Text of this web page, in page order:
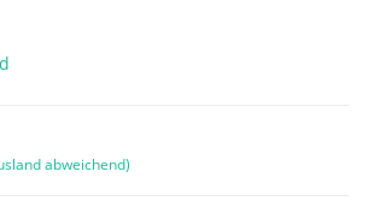
abweichend)